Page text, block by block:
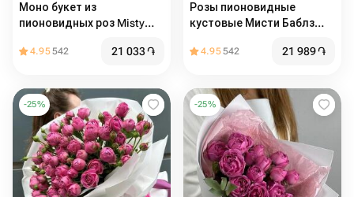
Моно букет из
пионовидных роз Misty
4.95542 21 033֏
Розы пионовидные
кустовые Мисти Баблз
эвкалиптом букет М
4.95542 21 989֏
-25% -25%